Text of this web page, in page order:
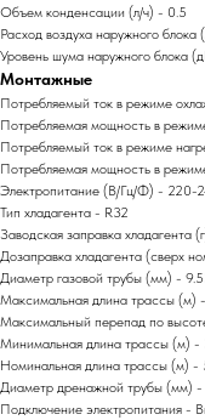
Объем конденсации (л/ч) - 0.5
Расход воздуха наружного
Уровень шума наружного блока
Монтажные
Потребляемый ток в режиме
Потребляемая мощность в
Потребляемый ток в режиме
Потребляемая мощность в
Электропитание (В/Гц/Ф) - 220-
Тип хладагента - R32
Заводская заправка хладагента
Дозаправка хладагента (сверх
Диаметр газовой трубы (мм) -
Максимальная длина трассы (м)
Максимальный перепад по
Минимальная длина трассы (м) -
Номинальная длина трассы (м) -
Диаметр дренажной трубы (мм) -
Подключение электропитания -